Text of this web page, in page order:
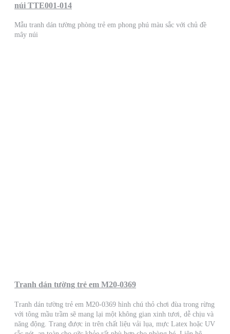
núi TTE001-014
Mẫu tranh dán tường phòng trẻ em phong phú màu sắc với chủ đề
mây núi
Tranh dán tường trẻ em M20-0369
Tranh dán tường trẻ em M20-0369 hình chú thỏ chơi đùa trong rừng
với tông mầu trầm sẽ mang lại một không gian xinh tươi, dễ chịu và
năng động. Trang được in trên chất liệu vải lụa, mực Latex hoặc UV